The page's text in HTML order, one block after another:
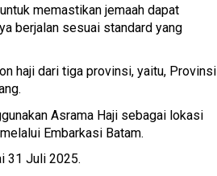
memastikan jemaah dapat
berjalan sesuai standard yang
haji dari tiga provinsi, yaitu, Provinsi
Asrama Haji sebagai lokasi
Embarkasi Batam.
31 Juli 2025.